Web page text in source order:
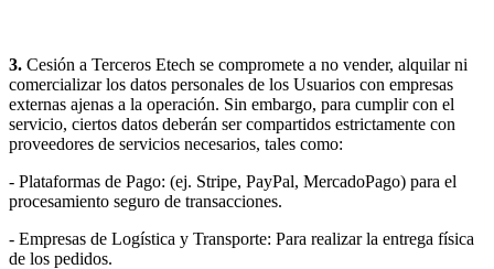
3. Cesión a Terceros Etech se compromete a no vender, alquilar ni
comercializar los datos personales de los Usuarios con empresas
externas ajenas a la operación. Sin embargo, para cumplir con el
servicio, ciertos datos deberán ser compartidos estrictamente con
proveedores de servicios necesarios, tales como:
- Plataformas de Pago: (ej. Stripe, PayPal, MercadoPago) para el
procesamiento seguro de transacciones.
- Empresas de Logística y Transporte: Para realizar la entrega física
de los pedidos.